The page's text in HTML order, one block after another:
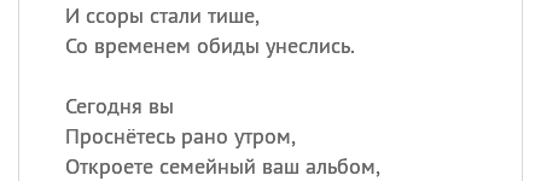
И ссоры стали тише,
Со временем обиды унеслись.
Сегодня вы
Проснётесь рано утром,
Откроете семейный ваш альбом,